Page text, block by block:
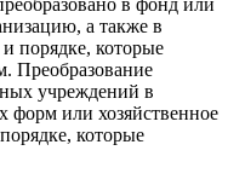
а также в
порядке, которые
Преобразование
учреждений в
форм или хозяйственное
которые